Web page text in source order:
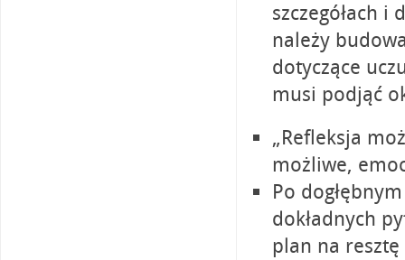
szczegółach
należy
dotyczące
musi podjąć
„Refleksja
możliwe,
Po
dokładnych
plan na